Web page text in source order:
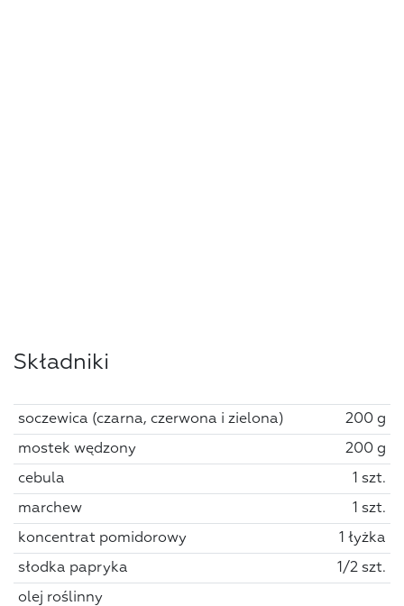
Składniki
soczewica (czarna, czerwona i zielona) 200 g
mostek wędzony 200 g
cebula 1 szt.
marchew 1 szt.
koncentrat pomidorowy 1 łyżka
słodka papryka 1/2 szt.
olej roślinny